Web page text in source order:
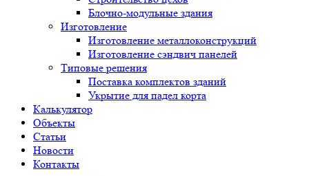
Блочно-модульные здания
Изготовление
Изготовление металлоконструкций
Изготовление сэндвич панелей
Типовые решения
Поставка комплектов зданий
Укрытие для падел корта
Калькулятор
Объекты
Статьи
Новости
Контакты